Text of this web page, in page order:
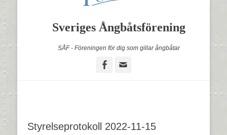
Sveriges Ångbåtsförening
SÅF - Föreningen för dig som gillar ångbåtar
Facebook
Styrelseprotokoll 2022-11-15